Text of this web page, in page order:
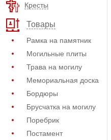
Кресты
Товары
Рамка на памятник
Могильные плиты
Трава на могилу
Мемориальная доска
Бордюры
Брусчатка на могилу
Поребрик
Постамент